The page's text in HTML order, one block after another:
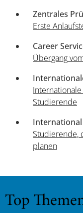
Zentrales
Erste
Career
Übergang
Studierende
Studierende,
planen
Top